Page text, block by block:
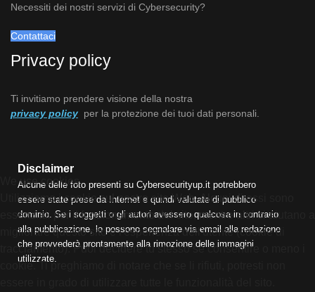
Necessiti dei nostri servizi di Cybersecurity?
Contattaci
Privacy policy
Ti invitiamo prendere visione della nostra
privacy policy per la protezione dei tuoi dati personali.
Disclaimer
Alcune delle foto presenti su Cybersecurityup.it potrebbero
essere state prese da Internet e quindi valutate di pubblico
dominio. Se i soggetti o gli autori avessero qualcosa in contrario
alla pubblicazione, lo possono segnalare via email alla redazione
che provvederà prontamente alla rimozione delle immagini
utilizzate.
We use cookies
Utilizziamo i cookie sul nostro sito Web. Alcuni di essi sono
essenziali per il funzionamento del sito, mentre altri ci aiutano a
migliorare questo sito e l'esperienza dell'utente (cookie di
tracciamento). Puoi decidere tu stesso se consentire o meno i
cookie. Ti preghiamo di notare che se li rifiuti, potresti non